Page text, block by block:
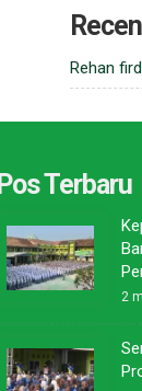
Rehan
Pos Terbaru
2